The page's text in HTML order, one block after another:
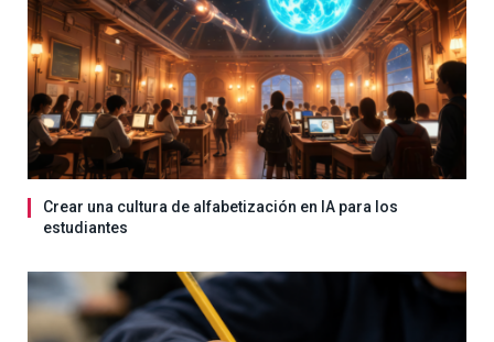
Crear una cultura de alfabetización en IA para los
estudiantes